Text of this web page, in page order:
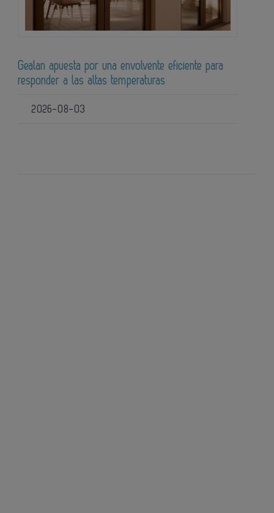
Gealan apuesta por una envolvente eficiente para
responder a las altas temperaturas
2026-08-03